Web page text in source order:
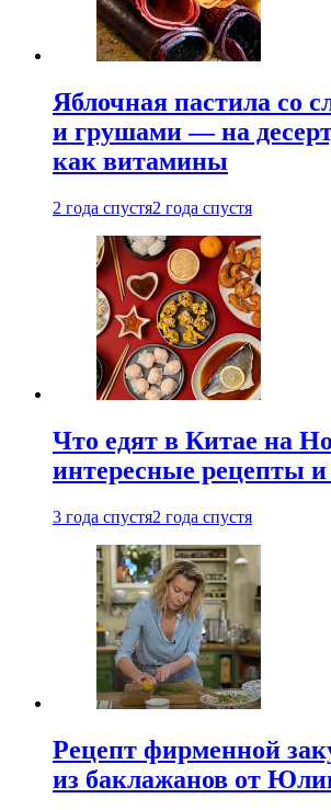
Яблочная пастила со
и грушами — на
как витамины
2 года спустя2 года спустя
Что едят в Китае на
интересные рецепты
3 года спустя2 года спустя
Рецепт фирменной
из баклажанов от